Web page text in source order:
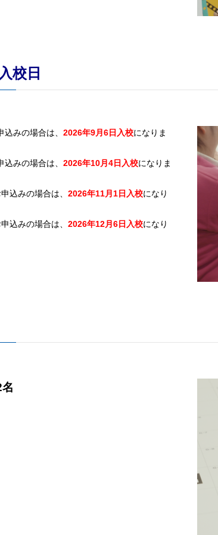
校日
込みの場合は、 2026年9月6日入校になりま
込みの場合は、 2026年10月4日入校になりま
込みの場合は、 2026年11月1日入校になり
込みの場合は、 2026年12月6日入校になり